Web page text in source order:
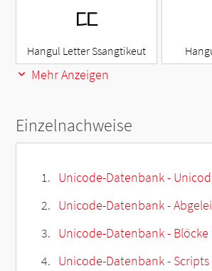
ㄸ
Hangul Letter Ssangtikeut
Mehr Anzeigen
Einzelnachweise
Unicode-Datenbank -
Unicode-Datenbank -
Unicode-Datenbank - Blöcke
Unicode-Datenbank - Scripts